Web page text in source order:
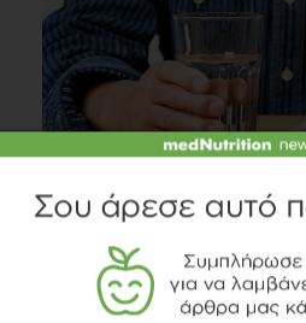
Το CLA στη διατροφή και την
3 λεπτά να διαβαστεί